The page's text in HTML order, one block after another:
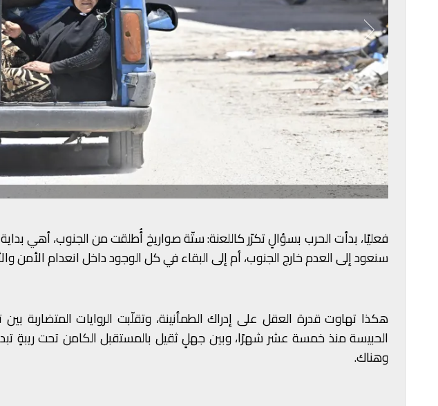
فعليًا، بدأت الحرب بسؤالٍ تكرّر كاللعنة: ستّة صواريخ أُطلقت من الجنوب، أهي
سنعود إلى العدم خارج الجنوب، أم إلى البقاء في كل الوجود داخل انعدام الأمن
هكذا تهاوت قدرة العقل على إدراك الطمأنينة، وتقلّبت الروايات المتضاربة
الحبيسة منذ خمسة عشر شهرًا، وبين جهلٍ ثقيل بالمستقبل الكامن تحت ريبةٍ
وهناك.